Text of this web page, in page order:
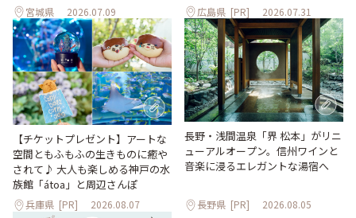
宮城県 2026.07.09 広島県 [PR] 2026.07.31
【チケットプレゼント】アートな
空間ともふもふの生きものに癒や
されて♪ 大人も楽しめる神戸の水
族館「átoa」と周辺さんぽ
兵庫県 [PR] 2026.08.07
長野・浅間温泉「界 松本」がリニ
ューアルオープン。信州ワインと
音楽に浸るエレガントな湯宿へ
長野県 [PR] 2026.08.05